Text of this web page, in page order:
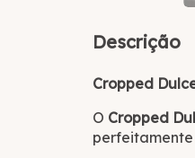
Descrição
Cropped
O Cropped
perfeitamente